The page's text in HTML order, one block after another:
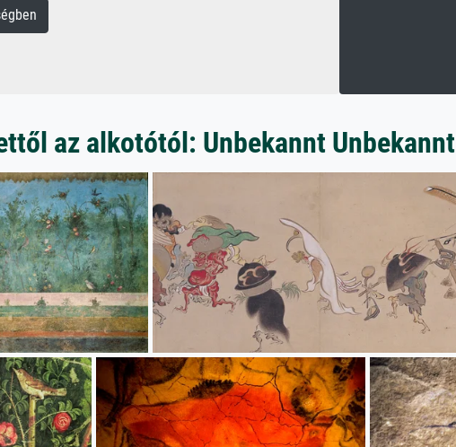
az alkotótól: Unbekannt Unbekannt